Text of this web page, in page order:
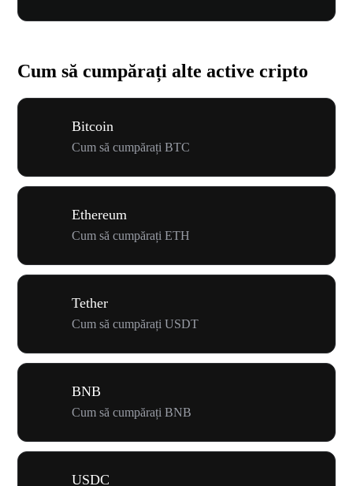
Cum să cumpărați alte active cripto
Bitcoin
Cum să cumpărați BTC
Ethereum
Cum să cumpărați ETH
Tether
Cum să cumpărați USDT
BNB
Cum să cumpărați BNB
USDC